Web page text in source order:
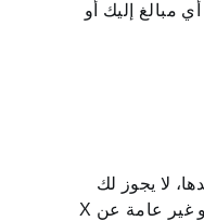
مبالغ إليك أو
لا يجوز لك
الكشف عن أي معلومات خاصة و/أو غير عامة عن X